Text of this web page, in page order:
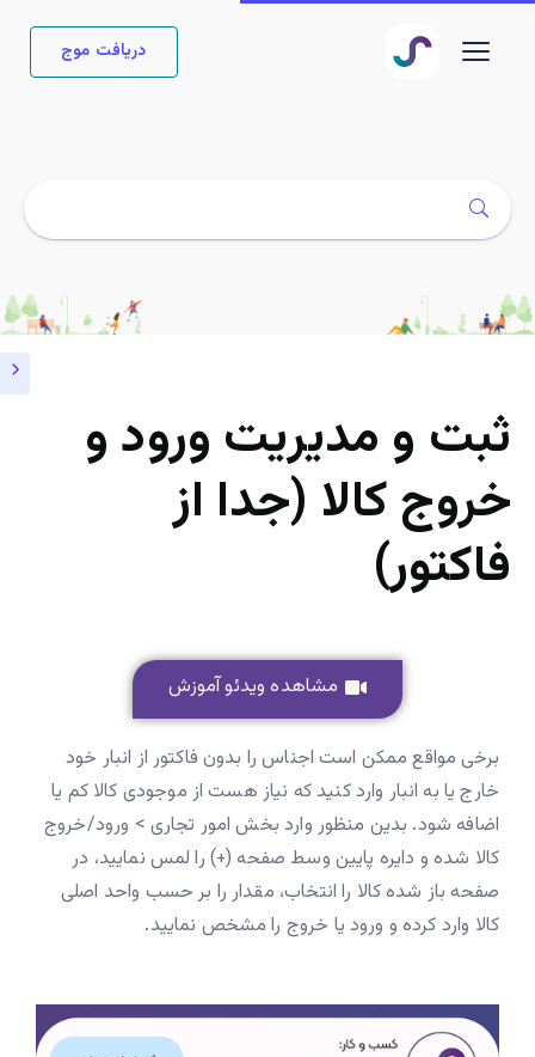
دریافت موج
ثبت و مدیریت ورود و
خروج کالا (جدا از
فاکتور)
مشاهده ویدئو آموزش
برخی مواقع ممکن است اجناس را بدون فاکتور از انبار خود
خارج یا به انبار وارد کنید که نیاز هست از موجودی کالا کم یا
اضافه شود. بدین منظور وارد بخش امور تجاری > ورود/خروج
کالا شده و دایره پایین وسط صفحه (‌+) را لمس نمایید، در
صفحه باز شده کالا را انتخاب، مقدار را بر حسب واحد اصلی
کالا وارد کرده و ورود یا خروج را مشخص نمایید.